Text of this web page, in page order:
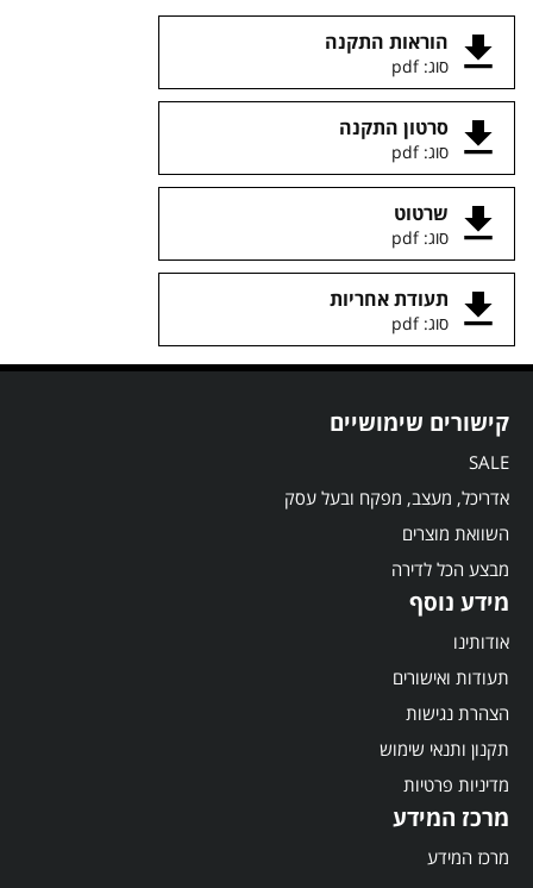
הוראות התקנה
סוג: pdf
סרטון התקנה
סוג: pdf
שרטוט
סוג: pdf
תעודת אחריות
סוג: pdf
קישורים שימושיים
SALE
אדריכל, מעצב, מפקח ובעל עסק
השוואת מוצרים
מבצע הכל לדירה
מידע נוסף
אודותינו
תעודות ואישורים
הצהרת נגישות
תקנון ותנאי שימוש
מדיניות פרטיות
מרכז המידע
מרכז המידע